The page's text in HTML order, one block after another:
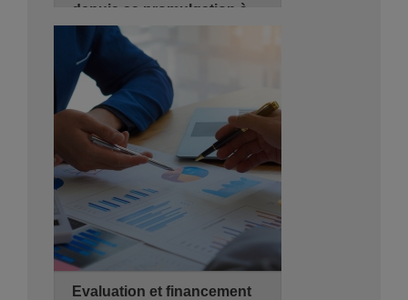
depuis sa promulgation à
ce jour
22/09/2026
de 08:30 - 14:00
Hyatt Regency Algiers
Se Pré-inscrire Détails
Evaluation et financement